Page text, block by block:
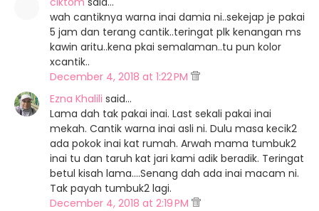
wah cantiknya warna inai damia ni..sekejap je pakai
5 jam dan terang cantik..teringat plk kenangan ms
kawin aritu..kena pkai semalaman..tu pun kolor
xcantik..
December 4, 2018 at 1:22 PM
Ezna Khalili said…
Lama dah tak pakai inai. Last sekali pakai inai
mekah. Cantik warna inai asli ni. Dulu masa kecik2
ada pokok inai kat rumah. Arwah mama tumbuk2
inai tu dan taruh kat jari kami adik beradik. Teringat
betul kisah lama....Senang dah ada inai macam ni.
Tak payah tumbuk2 lagi.
December 4, 2018 at 2:19 PM